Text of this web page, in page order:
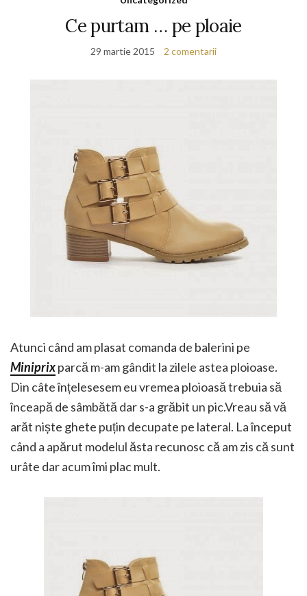
Ce purtam … pe ploaie
29 martie 2015 2 comentarii
Atunci când am plasat comanda de balerini pe
Miniprixparcă m-am gândit la zilele astea ploioase.
Din câte înțelesesem eu vremea ploioasă trebuia să
înceapă de sâmbătă dar s-a grăbit un pic.Vreau să vă
arăt niște ghete puțin decupate pe lateral. La început
când a apărut modelul ăsta recunosc că am zis că sunt
urâte dar acum îmi plac mult.